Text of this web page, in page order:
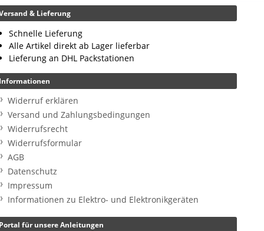
& Lieferung
Schnelle Lieferung
Alle Artikel direkt ab Lager lieferbar
Lieferung an DHL Packstationen
Informationen
Widerruf erklären
Versand und Zahlungsbedingungen
Widerrufsrecht
Widerrufsformular
AGB
Datenschutz
Impressum
Informationen zu Elektro- und Elektronikgeräten
Portal für unsere Anleitungen